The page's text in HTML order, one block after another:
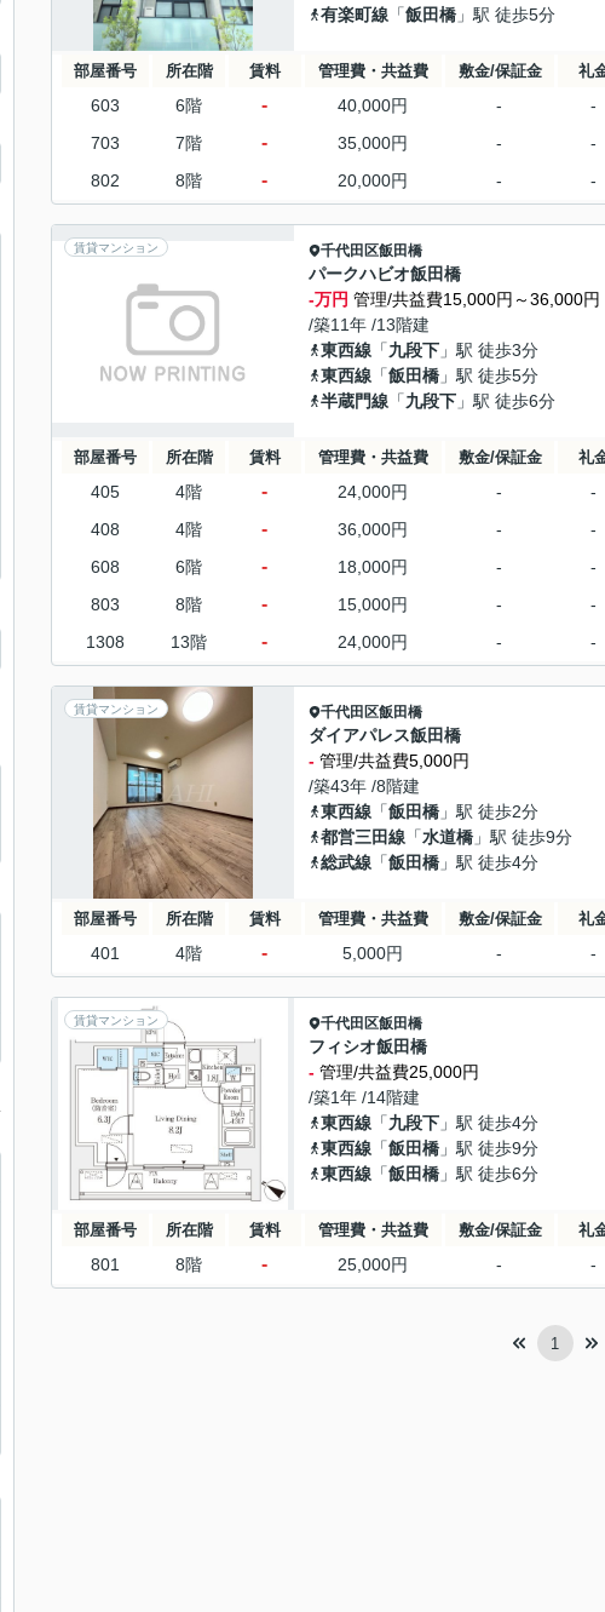
有楽町線 「飯田橋 」駅 徒歩5分
部屋番号 所在階 賃料 管理費・共益費 敷金/保証金 礼
603 6階 - 40,000円 - -
703 7階 - 35,000円 - -
802 8階 - 20,000円 - -
賃貸マンション 千代田区飯田橋
パークハビオ飯田橋
-万円 管理/共益費15,000円～36,000円
/築11年 /13階建
東西線 「九段下 」駅 徒歩3分
東西線 「飯田橋 」駅 徒歩5分
半蔵門線 「九段下 」駅 徒歩6分
部屋番号 所在階 賃料 管理費・共益費 敷金/保証金 礼
405 4階 - 24,000円 - -
408 4階 - 36,000円 - -
608 6階 - 18,000円 - -
803 8階 - 15,000円 - -
1308 13階 - 24,000円 - -
賃貸マンション 千代田区飯田橋
ダイアパレス飯田橋
- 管理/共益費5,000円
/築43年 /8階建
東西線 「飯田橋 」駅 徒歩2分
都営三田線 「水道橋 」駅 徒歩9分
総武線 「飯田橋 」駅 徒歩4分
部屋番号 所在階 賃料 管理費・共益費 敷金/保証金 礼
401 4階 - 5,000円 - -
賃貸マンション 千代田区飯田橋
フィシオ飯田橋
- 管理/共益費25,000円
/築1年 /14階建
東西線 「九段下 」駅 徒歩4分
東西線 「飯田橋 」駅 徒歩9分
東西線 「飯田橋 」駅 徒歩6分
部屋番号 所在階 賃料 管理費・共益費 敷金/保証金 礼
801 8階 - 25,000円 - -
1